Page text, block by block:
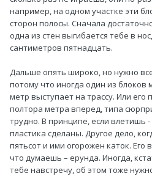
например, на одном участке эти
сторон полосы. Сначала
одна из стен выгибается тебе в
сантиметров пятнадцать.
Дальше опять широко, но нужно
потому что иногда один из блоков
метр выступает на трассу. Или его
полтора метра вперед, типа
трудно. В принципе, если влетишь
пластика сделаны. Другое дело,
пятьсот и ими огорожен каток. Его
что думаешь – ерунда. Иногда,
тебе навстречу, об этом тоже